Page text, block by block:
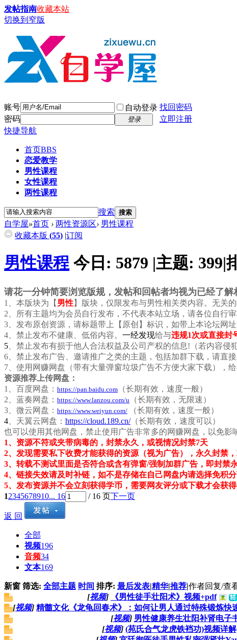
发帖指南收藏本站
切换到窄版
账号 自动登录 找回密码
密码
登录
立即注册
快捷导航
首页BBS
恋爱教学
男性课程
女性课程
两性课程
搜索 搜索
自学屋»首页 › 两性资源区› 男性课程
收藏本版 (55) |订阅
男性课程 今日: 5879 |主题: 399|
请花一分钟简要浏览版规，发帖和回帖者均视为已经了解
1、本版块为 【 男性】版块，仅限发布与男性相关类内容。无关
2、所有主题均为会员自行发布，不代表本站立场，请各位自行
3、发布原创资源，请标题带上【原创】标识，如带上本论坛网
4、 禁止发布不健康、低俗内容。 一经发现给与违规1次或直接封
5
禁止发布有损于他人合法权益及公司产权的信息!（若内容侵
6、禁止发布广告、邀请推广之类的主题，包括加群下载，请直
7、 使用网赚网盘（带有大量弹窗垃圾广告不方便大家下载），
资源推荐上传网盘：
1、百度网盘： https://pan.baidu.com （长期有效，速度一般）
2、蓝奏网盘： https://www.lanzou.com/u
（长期有效，无限速）
3、微云网盘： https://www.weiyun.com/
（长期有效，速度一般）
4 、天翼云网盘 ： https://cloud.189.cn/（长期有效，速度可以）
也可以使用其他网盘，禁止使用广告非常多的网赚网盘，以免影
1、 资源不符或夹带病毒的，封禁永久 ， 或视情况封禁7天
2、 发现需要私下收费才能获得的资源（视为广告），永久封禁，
3、 转载不测试里面是否符合或含有弹窗/强制加群广告 ，即封禁
4、链接失效请及时补链 ，如不是存储在自己网盘内请选择免积
5、 发布资源并不会立刻获得学币，需要网友评分或下载才会获
12345678910... 16 / 16 页下一页
返 回
全部
视频196
音频34
文本169
新窗 筛选: 全部主题 时间 排序: 最后发表|精华|推荐|作者回复/查
[视频] 《男性徒手壮阳术》视频+pdf
[视频] 精髓文化《龙龟回春术》：如何让男人通过特殊锻炼快
[视频] 男性健康养生壮阳补肾电子
[视频] (苑氏合气龙虎铁裆功)视频详解